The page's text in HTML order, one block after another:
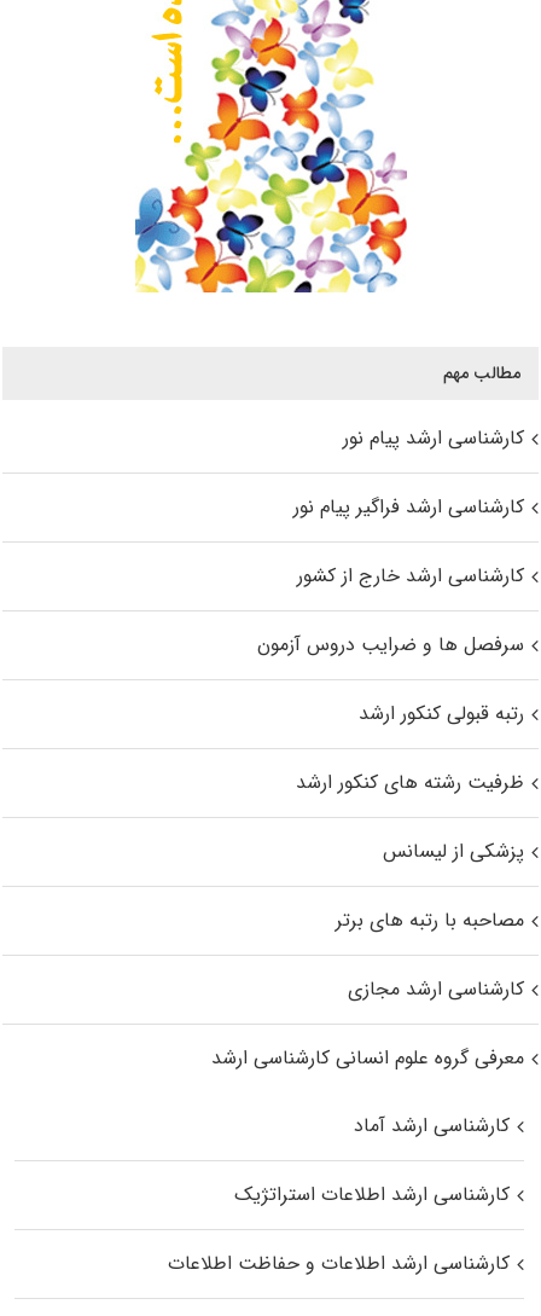
مطالب مهم
کارشناسی ارشد پیام نور
کارشناسی ارشد فراگیر پیام نور
کارشناسی ارشد خارج از کشور
سرفصل ها و ضرایب دروس آزمون
رتبه قبولی کنکور ارشد
ظرفیت رشته های کنکور ارشد
پزشکی از لیسانس
مصاحبه با رتبه های برتر
کارشناسی ارشد مجازی
معرفی گروه علوم انسانی کارشناسی ارشد
کارشناسی ارشد آماد
کارشناسی ارشد اطلاعات استراتژیک
کارشناسی ارشد اطلاعات و حفاظت اطلاعات